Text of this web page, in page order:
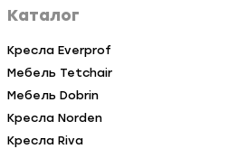
Каталог
Кресла Everprof
Мебель Tetchair
Мебель Dobrin
Кресла Norden
Кресла Riva